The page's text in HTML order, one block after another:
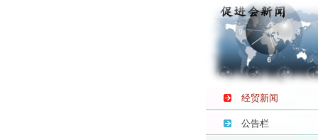
经贸新闻
公告栏